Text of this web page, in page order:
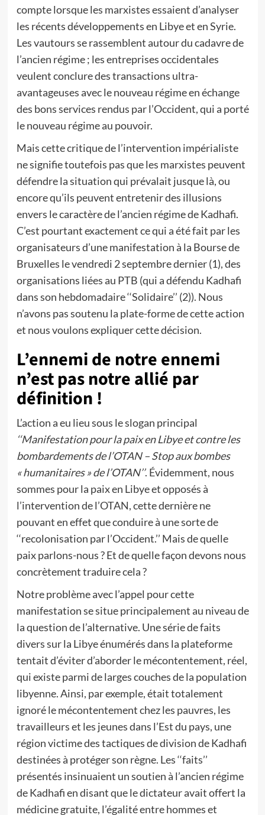
compte lorsque les marxistes essaient d’analyser
les récents développements en Libye et en Syrie.
Les vautours se rassemblent autour du cadavre de
l’ancien régime ; les entreprises occidentales
veulent conclure des transactions ultra-
avantageuses avec le nouveau régime en échange
des bons services rendus par l’Occident, qui a porté
le nouveau régime au pouvoir.
Mais cette critique de l’intervention impérialiste
ne signifie toutefois pas que les marxistes peuvent
défendre la situation qui prévalait jusque là, ou
encore qu’ils peuvent entretenir des illusions
envers le caractère de l’ancien régime de Kadhafi.
C’est pourtant exactement ce qui a été fait par les
organisateurs d’une manifestation à la Bourse de
Bruxelles le vendredi 2 septembre dernier (1), des
organisations liées au PTB (qui a défendu Kadhafi
dans son hebdomadaire ‘‘Solidaire’’ (2)). Nous
n’avons pas soutenu la plate-forme de cette action
et nous voulons expliquer cette décision.
L’ennemi de notre ennemi
n’est pas notre allié par
définition !
L’action a eu lieu sous le slogan principal
‘‘Manifestation pour la paix en Libye et contre les
bombardements de l’OTAN – Stop aux bombes
« humanitaires » de l’OTAN’’. Évidemment, nous
sommes pour la paix en Libye et opposés à
l’intervention de l’OTAN, cette dernière ne
pouvant en effet que conduire à une sorte de
‘‘recolonisation par l’Occident.’’ Mais de quelle
paix parlons-nous ? Et de quelle façon devons nous
concrètement traduire cela ?
Notre problème avec l’appel pour cette
manifestation se situe principalement au niveau de
la question de l’alternative. Une série de faits
divers sur la Libye énumérés dans la plateforme
tentait d’éviter d’aborder le mécontentement, réel,
qui existe parmi de larges couches de la population
libyenne. Ainsi, par exemple, était totalement
ignoré le mécontentement chez les pauvres, les
travailleurs et les jeunes dans l’Est du pays, une
région victime des tactiques de division de Kadhafi
destinées à protéger son règne. Les ‘‘faits’’
présentés insinuaient un soutien à l’ancien régime
de Kadhafi en disant que le dictateur avait offert la
médicine gratuite, l’égalité entre hommes et